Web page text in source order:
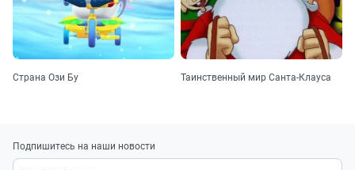
Страна Ози Бу Таинственный мир Санта-Клауса
Подпишитесь на наши новости